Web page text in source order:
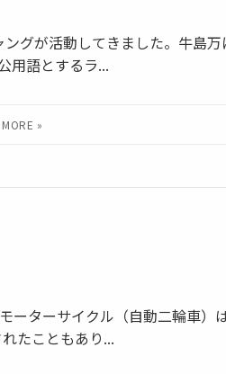
グが活動してきました。牛島
用語とするラ...
ターサイクル（自動二輪車）
たこともあり...